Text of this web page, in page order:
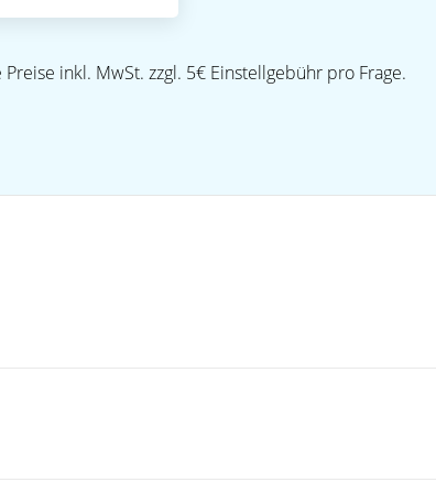
Preise inkl. MwSt. zzgl. 5€ Einstellgebühr pro Frage.